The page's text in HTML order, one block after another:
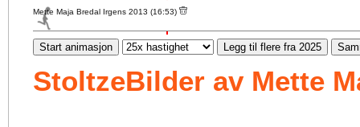
Mette Maja Bredal Irgens 2013 (16:53)
Start animasjon Legg til flere fra 2025
StoltzeBilder av Mette